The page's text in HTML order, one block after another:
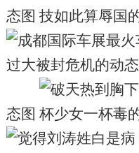
态图
态图